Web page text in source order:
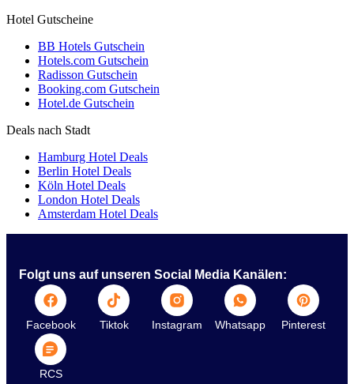
Hotel Gutscheine
BB Hotels Gutschein
Hotels.com Gutschein
Radisson Gutschein
Booking.com Gutschein
Hotel.de Gutschein
Deals nach Stadt
Hamburg Hotel Deals
Berlin Hotel Deals
Köln Hotel Deals
London Hotel Deals
Amsterdam Hotel Deals